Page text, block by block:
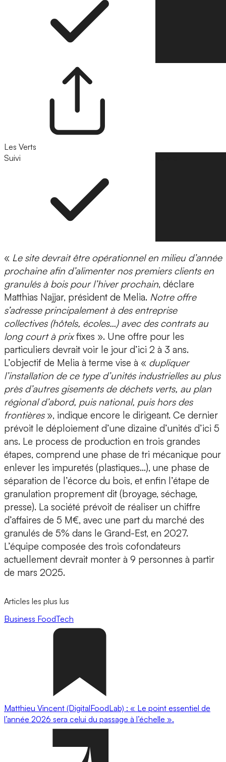
Les Verts
Suivi
« Le site devrait être opérationnel en milieu d’année
prochaine afin d’alimenter nos premiers clients en
granulés à bois pour l’hiver prochain, déclare
Matthias Najjar, président de Melia. Notre offre
s’adresse principalement à des entreprise
collectives (hôtels, écoles…) avec des contrats au
long court à prixfixes ». Une offre pour les
particuliers devrait voir le jour d’ici 2 à 3 ans.
L’objectif de Melia à terme vise à « dupliquer
l’installation de ce type d’unités industriellesau plus
près d’autres gisements de déchets verts, au plan
régional d’abord, puis national, puis hors des
frontières», indique encore le dirigeant. Ce dernier
prévoit le déploiement d’une dizaine d’unités d’ici 5
ans. Le process de production en trois grandes
étapes, comprend une phase de tri mécanique pour
enlever les impuretés (plastiques…), une phase de
séparation de l’écorce du bois, et enfin l’étape de
granulation proprement dit (broyage, séchage,
presse). La société prévoit de réaliser un chiffre
d’affaires de 5 M€, avec une part du marché des
granulés de 5% dans le Grand-Est, en 2027.
L’équipe composée des trois cofondateurs
actuellement devrait monter à 9 personnes à partir
de mars 2025.
Articles les plus lus
Business FoodTech
Matthieu Vincent (DigitalFoodLab) : « Le point essentiel de
l’année 2026 sera celui du passage à l’échelle ».